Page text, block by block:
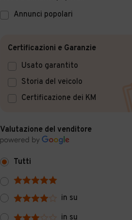
Annunci popolari
Certificazioni e Garanzie
Usato garantito
Storia del veicolo
Certificazione dei KM
Valutazione del venditore
Tutti
in su
in su